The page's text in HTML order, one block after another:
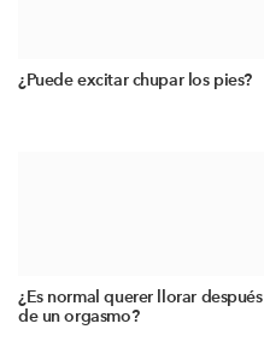
¿Puede excitar chupar los pies?
¿Es normal querer llorar después
de un orgasmo?